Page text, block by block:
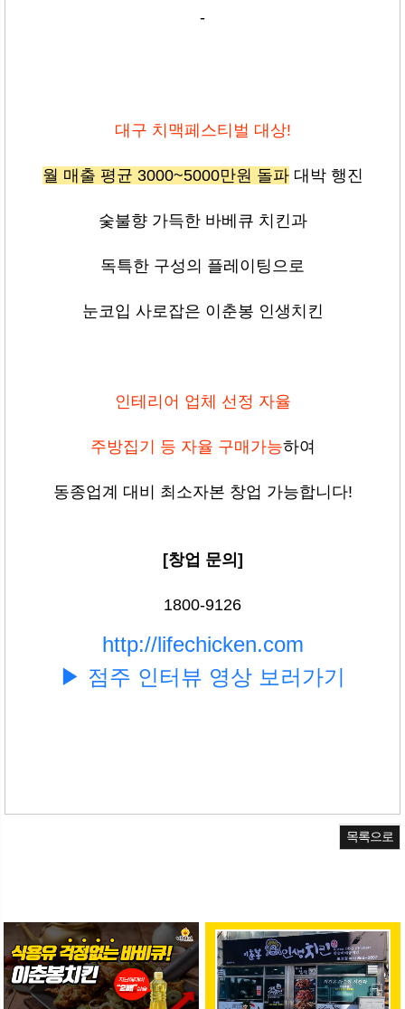
-
대구 치맥페스티벌 대상!
월 매출 평균 3000~5000만원 돌파대박 행진
숯불향 가득한 바베큐 치킨과
독특한 구성의 플레이팅으로
눈코입 사로잡은 이춘봉 인생치킨
인테리어 업체 선정 자율
주방집기 등 자율 구매가능하여
동종업계 대비 최소자본 창업 가능합니다!
[창업 문의]
1800-9126
http://lifechicken.com
▶ 점주 인터뷰 영상 보러가기
목록으로